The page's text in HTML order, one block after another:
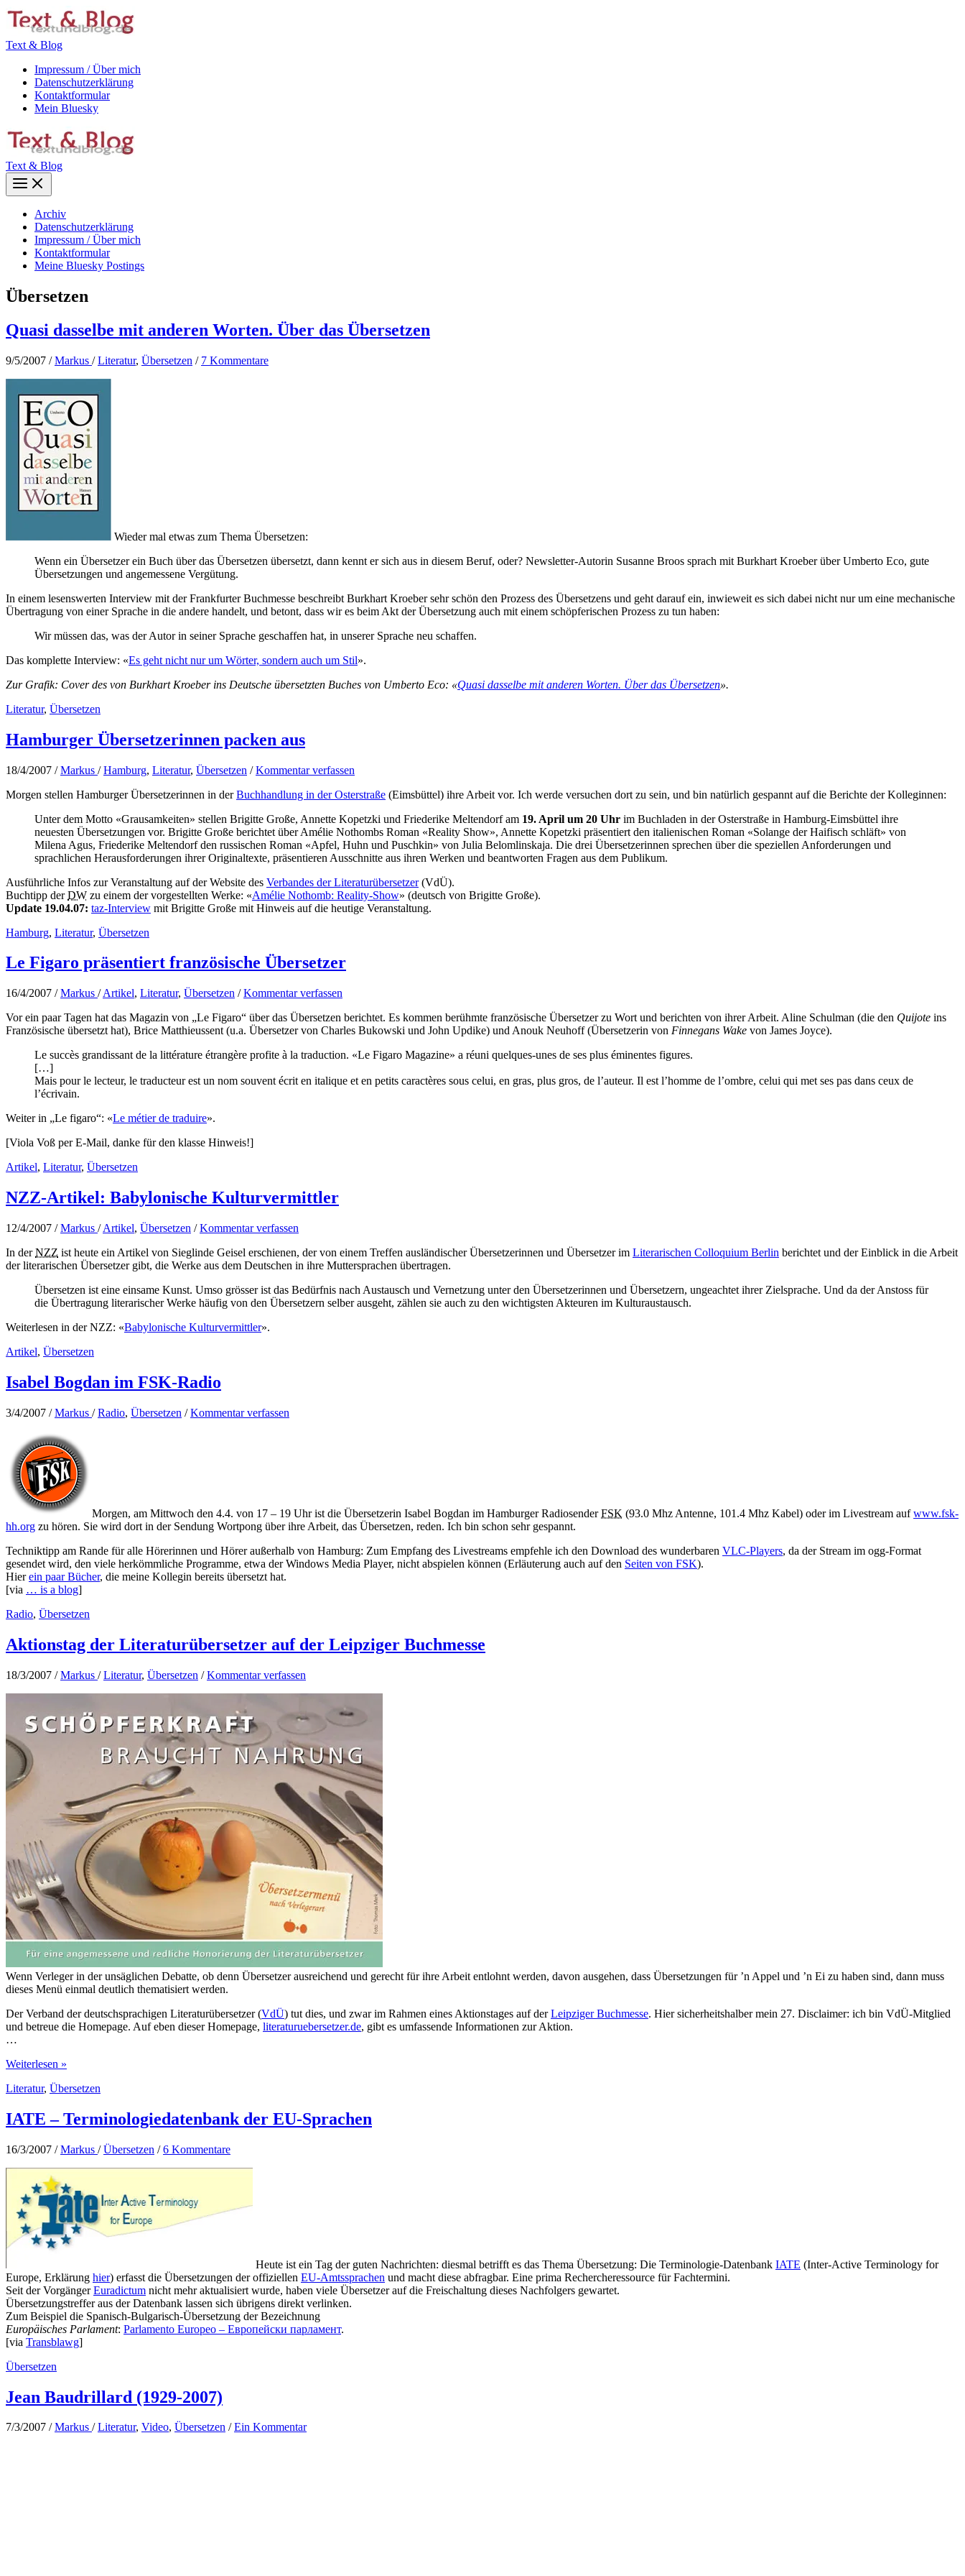
Zum
Inhalt
Text & Blog
Impressum / Über mich
Datenschutzerklärung
Kontaktformular
Mein Bluesky
Text & Blog
Main
Menu
Archiv
Datenschutzerklärung
Impressum / Über mich
Kontaktformular
Meine Bluesky Postings
Übersetzen
Quasi dasselbe mit anderen Worten. Über das Übersetzen
9/5/2007 /Markus /Literatur, Übersetzen / 7 Kommentare
Wieder mal etwas zum Thema Übersetzen:
Wenn ein Übersetzer ein Buch über das Übersetzen übersetzt, dann kennt er sich aus in diesem Beruf, oder? Newsletter-Autorin Susanne Broos sprach mit Burkhart Kroeber über Umberto Eco, gute
Übersetzungen und angemessene Vergütung.
In einem lesenswerten Interview mit der Frankfurter Buchmesse beschreibt Burkhart Kroeber sehr schön den Prozess des Übersetzens und geht darauf ein, inwieweit es sich dabei nicht nur um eine mechanische
Übertragung von einer Sprache in die andere handelt, und betont, dass wir es beim Akt der Übersetzung auch mit einem schöpferischen Prozess zu tun haben:
Wir müssen das, was der Autor in seiner Sprache geschaffen hat, in unserer Sprache neu schaffen.
Das komplette Interview: «Es geht nicht nur um Wörter, sondern auch um Stil».
Zur Grafik: Cover des von Burkhart Kroeber ins Deutsche übersetzten Buches von Umberto Eco: «Quasi dasselbe mit anderen Worten. Über das Übersetzen».
Literatur, Übersetzen
Hamburger Übersetzerinnen packen aus
18/4/2007 /Markus /Hamburg, Literatur, Übersetzen /Kommentar verfassen
Morgen stellen Hamburger Übersetzerinnen in derBuchhandlung in der Osterstraße (Eimsbüttel) ihre Arbeit vor. Ich werde versuchen dort zu sein, und bin natürlich gespannt auf die Berichte der Kolleginnen:
Unter dem Motto «Grausamkeiten» stellen Brigitte Große, Annette Kopetzki und Friederike Meltendorf am 19. April um 20 Uhr im Buchladen in der Osterstraße in Hamburg-Eimsbüttel ihre
neuesten Übersetzungen vor. Brigitte Große berichtet über Amélie Nothombs Roman «Reality Show», Annette Kopetzki präsentiert den italienischen Roman «Solange der Haifisch schläft» von
Milena Agus, Friederike Meltendorf den russischen Roman «Apfel, Huhn und Puschkin» von Julia Belomlinskaja. Die drei Übersetzerinnen sprechen über die speziellen Anforderungen und
sprachlichen Herausforderungen ihrer Originaltexte, präsentieren Ausschnitte aus ihren Werken und beantworten Fragen aus dem Publikum.
Ausführliche Infos zur Veranstaltung auf der Website des Verbandes der Literaturübersetzer(VdÜ).
Buchtipp derDW zu einem der vorgestellten Werke: «Amélie Nothomb: Reality-Show» (deutsch von Brigitte Große).
Update 19.04.07: taz-Interview mit Brigitte Große mit Hinweis auf die heutige Veranstaltung.
Hamburg, Literatur, Übersetzen
Le Figaro präsentiert französische Übersetzer
16/4/2007 /Markus /Artikel, Literatur, Übersetzen /Kommentar verfassen
Vor ein paar Tagen hat das Magazin von „Le Figaro“ über das Übersetzen berichtet. Es kommen berühmte französische Übersetzer zu Wort und berichten von ihrer Arbeit. Aline Schulman (die den Quijote ins
Französische übersetzt hat), Brice Matthieussent (u.a. Übersetzer von Charles Bukowski und John Updike) und Anouk Neuhoff (Übersetzerin von Finnegans Wake von James Joyce).
Le succès grandissant de la littérature étrangère profite à la traduction. «Le Figaro Magazine» a réuni quelques-unes de ses plus éminentes figures.
[…]
Mais pour le lecteur, le traducteur est un nom souvent écrit en italique et en petits caractères sous celui, en gras, plus gros, de l’auteur. Il est l’homme de l’ombre, celui qui met ses pas dans ceux de
l’écrivain.
Weiter in „Le figaro“: «Le métier de traduire».
[Viola Voß per E-Mail, danke für den klasse Hinweis!]
Artikel, Literatur, Übersetzen
NZZ-Artikel: Babylonische Kulturvermittler
12/4/2007 /Markus /Artikel, Übersetzen /Kommentar verfassen
In derNZZ ist heute ein Artikel von Sieglinde Geisel erschienen, der von einem Treffen ausländischer Übersetzerinnen und Übersetzer im Literarischen Colloquium Berlin berichtet und der Einblick in die Arbeit
der literarischen Übersetzer gibt, die Werke aus dem Deutschen in ihre Muttersprachen übertragen.
Übersetzen ist eine einsame Kunst. Umso grösser ist das Bedürfnis nach Austausch und Vernetzung unter den Übersetzerinnen und Übersetzern, ungeachtet ihrer Zielsprache. Und da der Anstoss für
die Übertragung literarischer Werke häufig von den Übersetzern selber ausgeht, zählen sie auch zu den wichtigsten Akteuren im Kulturaustausch.
Weiterlesen in der NZZ: «Babylonische Kulturvermittler».
Artikel, Übersetzen
Isabel Bogdan im FSK-Radio
3/4/2007 /Markus /Radio, Übersetzen /Kommentar verfassen
Morgen, am Mittwoch den 4.4. von 17 – 19 Uhr ist die Übersetzerin Isabel Bogdan im Hamburger RadiosenderFSK (93.0 Mhz Antenne, 101.4 Mhz Kabel) oder im Livestream aufwww.fsk-
hh.org zu hören. Sie wird dort in der Sendung Wortpong über ihre Arbeit, das Übersetzen, reden. Ich bin schon sehr gespannt.
Techniktipp am Rande für alle Hörerinnen und Hörer außerhalb von Hamburg: Zum Empfang des Livestreams empfehle ich den Download des wunderbaren VLC-Players, da der Stream im ogg-Format
gesendet wird, den viele herkömmliche Programme, etwa der Windows Media Player, nicht abspielen können (Erläuterung auch auf den Seiten von FSK).
Hierein paar Bücher, die meine Kollegin bereits übersetzt hat.
[via … is a blog]
Radio, Übersetzen
Aktionstag der Literaturübersetzer auf der Leipziger Buchmesse
18/3/2007 /Markus /Literatur, Übersetzen /Kommentar verfassen
Wenn Verleger in der unsäglichen Debatte, ob denn Übersetzer ausreichend und gerecht für ihre Arbeit entlohnt werden, davon ausgehen, dass Übersetzungen für ’n Appel und ’n Ei zu haben sind, dann muss
dieses Menü einmal deutlich thematisiert werden.
Der Verband der deutschsprachigen Literaturübersetzer (VdÜ) tut dies, und zwar im Rahmen eines Aktionstages auf derLeipziger Buchmesse. Hier sicherheitshalber mein 27. Disclaimer: ich bin VdÜ-Mitglied
und betreue die Homepage. Auf eben dieser Homepage, literaturuebersetzer.de, gibt es umfassende Informationen zur Aktion.
…
Aktionstag
Literaturübersetzer
der
Leipziger
Weiterlesen »
Literatur, Übersetzen
IATE – Terminologiedatenbank der EU-Sprachen
16/3/2007 /Markus /Übersetzen /6 Kommentare
Heute ist ein Tag der guten Nachrichten: diesmal betrifft es das Thema Übersetzung: Die Terminologie-Datenbank IATE (Inter-Active Terminology for
Europe, Erklärung hier) erfasst die Übersetzungen der offiziellen EU-Amtssprachen und macht diese abfragbar. Eine prima Rechercheressource für Fachtermini.
Seit der VorgängerEuradictum nicht mehr aktualisiert wurde, haben viele Übersetzer auf die Freischaltung dieses Nachfolgers gewartet.
Übersetzungstreffer aus der Datenbank lassen sich übrigens direkt verlinken.
Zum Beispiel die Spanisch-Bulgarisch-Übersetzung der Bezeichnung
Europäisches Parlament: Parlamento Europeo – Европейски парламент.
[via Transblawg]
Übersetzen
Jean Baudrillard (1929-2007)
7/3/2007 /Markus /Literatur, Video, Übersetzen /Ein Kommentar